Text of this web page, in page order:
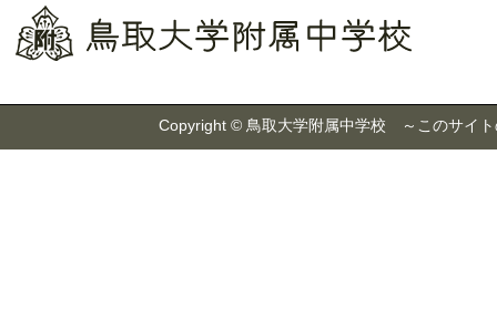
Copyright © 鳥取大学附属中学校 ～このサイト